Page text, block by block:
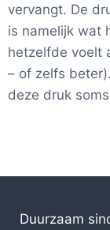
vervangt. De
is namelijk wat
hetzelfde voelt
– of zelfs
deze druk
Duurzaam